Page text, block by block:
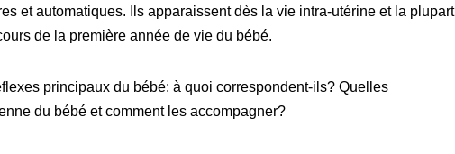
et automatiques. Ils apparaissent dès la vie intra-utérine et la plupart
de la première année de vie du bébé.
principaux du bébé: à quoi correspondent-ils? Quelles
du bébé et comment les accompagner?